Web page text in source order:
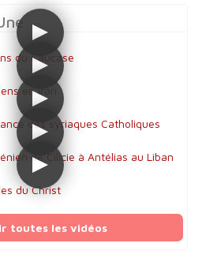
du Caucase
en Iran
des syriaques Catholiques
de Cilicie à Antélias au Liban
du Christ
toutes les vidéos